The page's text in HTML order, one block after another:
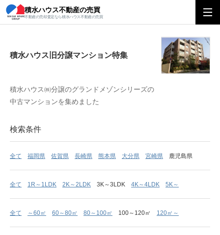
積水ハウス不動産の売買
不動産の売却査定なら積水ハウス不動産の売買
積水ハウス旧分譲マンション特集
積水ハウス旧分譲マンション特集
積水ハウス㈱分譲のグランドメゾンシリーズの
中古マンションを集めました
検索条件
全て 福岡県 佐賀県 長崎県 熊本県 大分県 宮崎県 鹿児島県
全て 1R～1LDK 2K～2LDK 3K～3LDK 4K～4LDK 5K～
全て ～60㎡ 60～80㎡ 80～100㎡ 100～120㎡ 120㎡～